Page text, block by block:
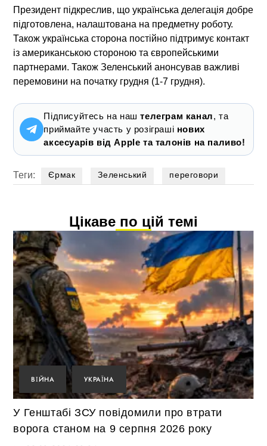
Президент підкреслив, що українська делегація добре
підготовлена, налаштована на предметну роботу.
Також українська сторона постійно підтримує контакт
із американською стороною та європейськими
партнерами. Також Зеленський анонсував важливі
перемовини на початку грудня (1-7 грудня).
Підписуйтесь на наштелеграм канал, та
приймайте участь у розіграші нових
аксесуарів від Apple та талонів на паливо!
Теги: Єрмак Зеленський переговори
Цікаве по цій темі
ВІЙНА УКРАЇНА
У Генштабі ЗСУ повідомили про втрати
ворога станом на 9 серпня 2026 року